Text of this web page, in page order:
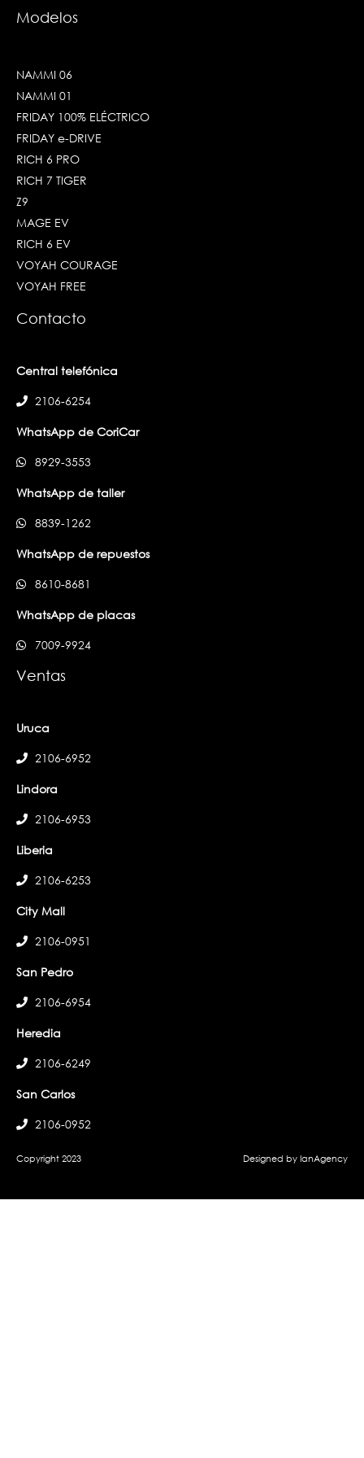
Modelos
NAMMI 06
NAMMI 01
FRIDAY 100% ELÉCTRICO
FRIDAY e-DRIVE
RICH 6 PRO
RICH 7 TIGER
Z9
MAGE EV
RICH 6 EV
VOYAH COURAGE
VOYAH FREE
Contacto
Central telefónica
2106-6254
WhatsApp de CoriCar
8929-3553
WhatsApp de taller
8839-1262
WhatsApp de repuestos
8610-8681
WhatsApp de placas
7009-9924
Ventas
Uruca
2106-6952
Lindora
2106-6953
Liberia
2106-6253
City Mall
2106-0951
San Pedro
2106-6954
Heredia
2106-6249
San Carlos
2106-0952
Copyright 2023 Designed by IanAgency